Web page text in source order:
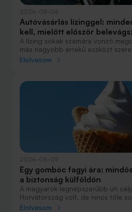
Autóvásárlás lízinggel:
kell, mielőtt először
A lízing sokak számára vonzó
más nagyobb értékű eszközt
anélkül, hogy azt egy összegben ki
fogalmak közül, amelyekkel
Elolvasom
Egy gombóc fagyi ára:
a biztonság külföldön
A magyarok legnépszerűbb úti
Horvátország volt, de nincs tőle
júniust megnyerő Olaszország
Elolvasom